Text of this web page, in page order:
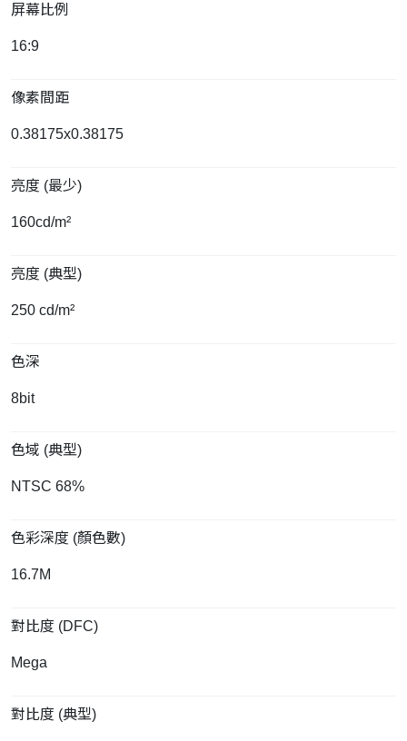
屏幕比例
16:9
像素間距
0.38175x0.38175
亮度 (最少)
160cd/m²
亮度 (典型)
250 cd/m²
色深
8bit
色域 (典型)
NTSC 68%
色彩深度 (顏色數)
16.7M
對比度 (DFC)
Mega
對比度 (典型)